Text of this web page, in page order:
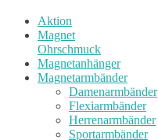
Aktion
Magnet
Ohrschmuck
Magnetanhänger
Magnetarmbänder
Damenarmbänder
Flexiarmbänder
Herrenarmbänder
Sportarmbänder